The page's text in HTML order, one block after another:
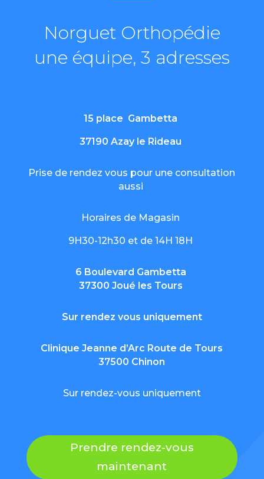
Norguet Orthopédie
une équipe, 3 adresses
15 place Gambetta
37190 Azay le Rideau
Prise de rendez vous pour une consultation
aussi
Horaires de Magasin
9H30-12h30 et de 14H 18H
6 Boulevard Gambetta
37300 Joué les Tours
Sur rendez vous uniquement
Clinique Jeanne d’Arc Route de Tours
37500 Chinon
Sur rendez-vous uniquement
Prendre rendez-vous
maintenant